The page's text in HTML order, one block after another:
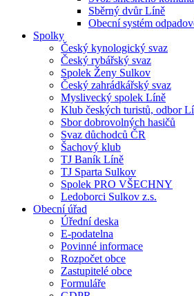
Sběrný dvůr Líně
Obecní systém
Spolky
Český kynologický svaz
Český rybářský svaz
Spolek Ženy Sulkov
Český zahrádkářský svaz
Myslivecký spolek Líně
Klub českých turistů, odbor
Sbor dobrovolných hasičů
Svaz důchodců ČR
Šachový klub
TJ Baník Líně
TJ Sparta Sulkov
Spolek PRO VŠECHNY
Ledoborci Sulkov z.s.
Obecní úřad
Úřední deska
E-podatelna
Povinné informace
Rozpočet obce
Zastupitelé obce
Formuláře